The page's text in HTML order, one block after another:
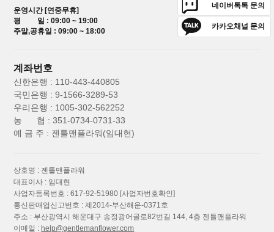
운영시간 [연중무휴]
평 일 : 09:00 ~ 19:00
주말,공휴일 : 09:00 ~ 18:00
네이버톡톡 문의
카카오채널 문의
계좌번호
신한은행 : 110-443-440805
국민은행 : 9-1566-3289-53
우리은행 : 1005-302-562252
농 협 : 351-0734-0731-33
예 금 주 : 젠틀맨플라워(임대현)
상호명 : 젠틀맨플라워
대표이사 : 임대현
사업자등록번호 : 617-92-51980 [사업자번호확인]
통신판매업신고번호 : 제2014-부산해운-0371호
주소 : 부산광역시 해운대구 송정광어골로82번길 144, 4층 젠틀맨플라워
이메일 :help@gentlemanflower.com